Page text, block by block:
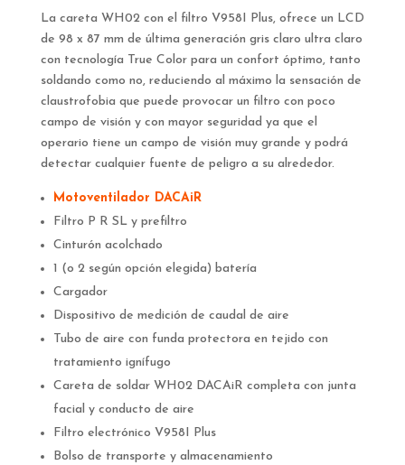
La careta WH02 con el filtro V958I Plus, ofrece un LCD
de 98 x 87 mm de última generación gris claro ultra claro
con tecnología True Color para un confort óptimo, tanto
soldando como no, reduciendo al máximo la sensación de
claustrofobia que puede provocar un filtro con poco
campo de visión y con mayor seguridad ya que el
operario tiene un campo de visión muy grande y podrá
detectar cualquier fuente de peligro a su alrededor.
Motoventilador DACAiR
Filtro P R SL y prefiltro
Cinturón acolchado
1 (o 2 según opción elegida) batería
Cargador
Dispositivo de medición de caudal de aire
Tubo de aire con funda protectora en tejido con
tratamiento ignífugo
Careta de soldar WH02 DACAiR completa con junta
facial y conducto de aire
Filtro electrónico V958I Plus
Bolso de transporte y almacenamiento